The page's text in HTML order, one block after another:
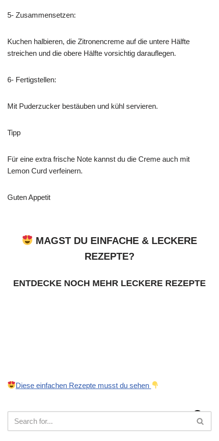
5- Zusammensetzen:
Kuchen halbieren, die Zitronencreme auf die untere Hälfte
streichen und die obere Hälfte vorsichtig darauflegen.
6- Fertigstellen:
Mit Puderzucker bestäuben und kühl servieren.
Tipp
Für eine extra frische Note kannst du die Creme auch mit
Lemon Curd verfeinern.
Guten Appetit
MAGST DU EINFACHE & LECKERE
REZEPTE?
ENTDECKE NOCH MEHR LECKERE REZEPTE
Diese einfachen Rezepte musst du sehen